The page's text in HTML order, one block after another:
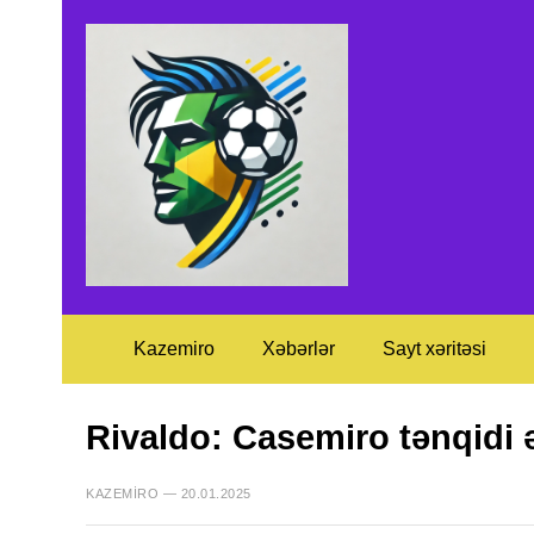
Kazemiro Xəbərlər Sayt xəritəsi
Rivaldo: Casemiro tənqidi
KAZEMIRO — 20.01.2025